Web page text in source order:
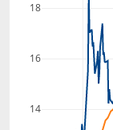
14
16
18